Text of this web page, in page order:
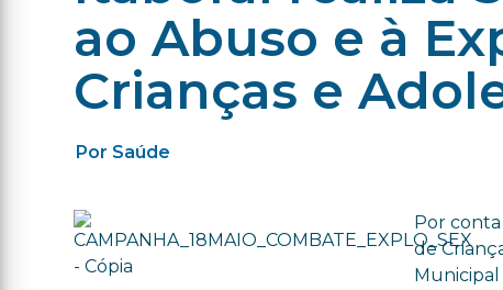
ao Abuso e à
Crianças e
Por Saúde
Por conta
de